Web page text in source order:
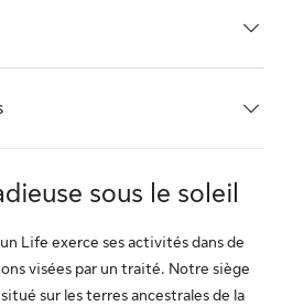
sous le soleil
Life exerce ses activités dans de
visées par un traité. Notre siège
sur les terres ancestrales de la